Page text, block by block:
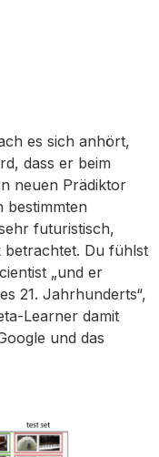
es sich anhört,
dass er beim
neuen Prädiktor
bestimmten
futuristisch,
betrachtet. Du fühlst
„und er
21. Jahrhunderts“,
Learner damit
und das